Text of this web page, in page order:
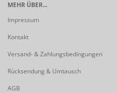
MEHR ÜBER...
Impressum
Kontakt
Versand- & Zahlungsbedingungen
Rücksendung & Umtausch
AGB